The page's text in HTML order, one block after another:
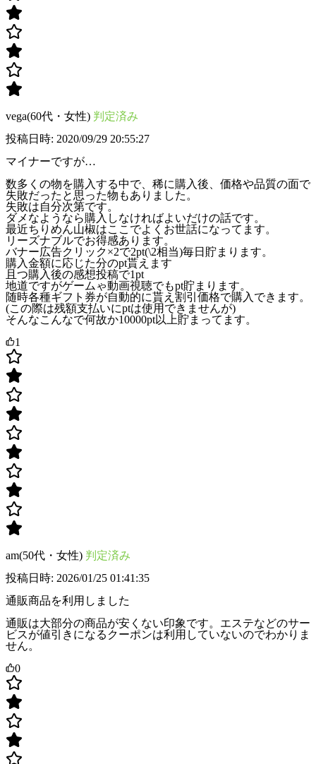
vega(60代・女性) 判定済み
投稿日時: 2020/09/29 20:55:27
マイナーですが…
数多くの物を購入する中で、稀に購入後、価格や品質の面で
失敗だったと思った物もありました。
失敗は自分次第です。
ダメなようなら購入しなければよいだけの話です。
最近ちりめん山椒はここでよくお世話になってます。
リーズナブルでお得感あります。
バナー広告クリック×2で2pt(\2相当)毎日貯まります。
購入金額に応じた分のpt貰えます
且つ購入後の感想投稿で1pt
地道ですがゲームゃ動画視聴でもpt貯まります。
随時各種ギフト券が自動的に貰え割引価格で購入できます。
(この際は残額支払いにptは使用できませんが)
そんなこんなで何故か10000pt以上貯まってます。
1
am(50代・女性) 判定済み
投稿日時: 2026/01/25 01:41:35
通販商品を利用しました
通販は大部分の商品が安くない印象です。エステなどのサー
ビスが値引きになるクーポンは利用していないのでわかりま
せん。
0